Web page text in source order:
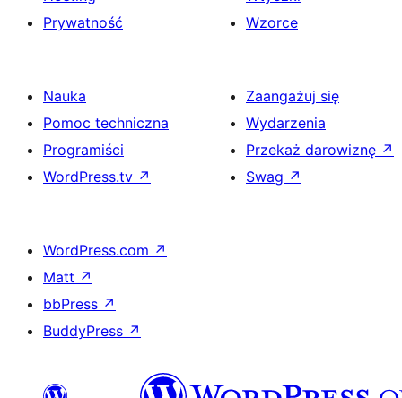
Prywatność
Wzorce
Nauka
Pomoc techniczna
Programiści
WordPress.tv ↗
Zaangażuj się
Wydarzenia
Przekaż darowiznę ↗
Swag ↗
WordPress.com ↗
Matt ↗
bbPress ↗
BuddyPress ↗